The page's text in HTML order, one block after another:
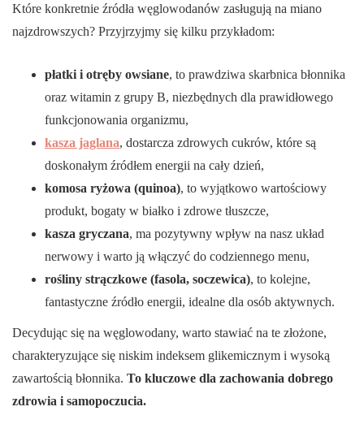
Które konkretnie źródła węglowodanów zasługują na miano
najzdrowszych? Przyjrzyjmy się kilku przykładom:
płatki i otręby owsiane, to prawdziwa skarbnica błonnika
oraz witamin z grupy B, niezbędnych dla prawidłowego
funkcjonowania organizmu,
kasza jaglana, dostarcza zdrowych cukrów, które są
doskonałym źródłem energii na cały dzień,
komosa ryżowa (quinoa), to wyjątkowo wartościowy
produkt, bogaty w białko i zdrowe tłuszcze,
kasza gryczana, ma pozytywny wpływ na nasz układ
nerwowy i warto ją włączyć do codziennego menu,
rośliny strączkowe (fasola, soczewica), to kolejne,
fantastyczne źródło energii, idealne dla osób aktywnych.
Decydując się na węglowodany, warto stawiać na te złożone,
charakteryzujące się niskim indeksem glikemicznym i wysoką
zawartością błonnika. To kluczowe dla zachowania dobrego
zdrowia i samopoczucia.